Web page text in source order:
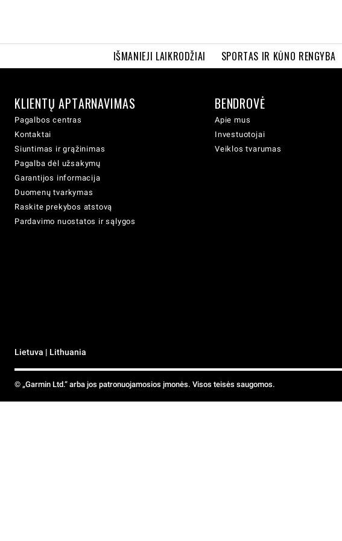
IŠMANIEJI LAIKRODŽIAI SPORTAS IR KŪNO RENGYBA
KLIENTŲ APTARNAVIMAS
Pagalbos centras
Kontaktai
Siuntimas ir grąžinimas
Pagalba dėl užsakymų
Garantijos informacija
Duomenų tvarkymas
Raskite prekybos atstovą
Pardavimo nuostatos ir sąlygos
BENDROVĖ
Apie mus
Investuotojai
Veiklos tvarumas
Lietuva | Lithuania
© „Garmin Ltd.“ arba jos patronuojamosios įmonės. Visos teisės saugomos.